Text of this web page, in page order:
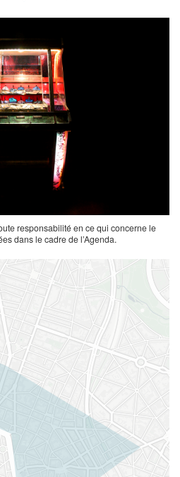
responsabilité en ce qui concerne le
dans le cadre de l’Agenda.